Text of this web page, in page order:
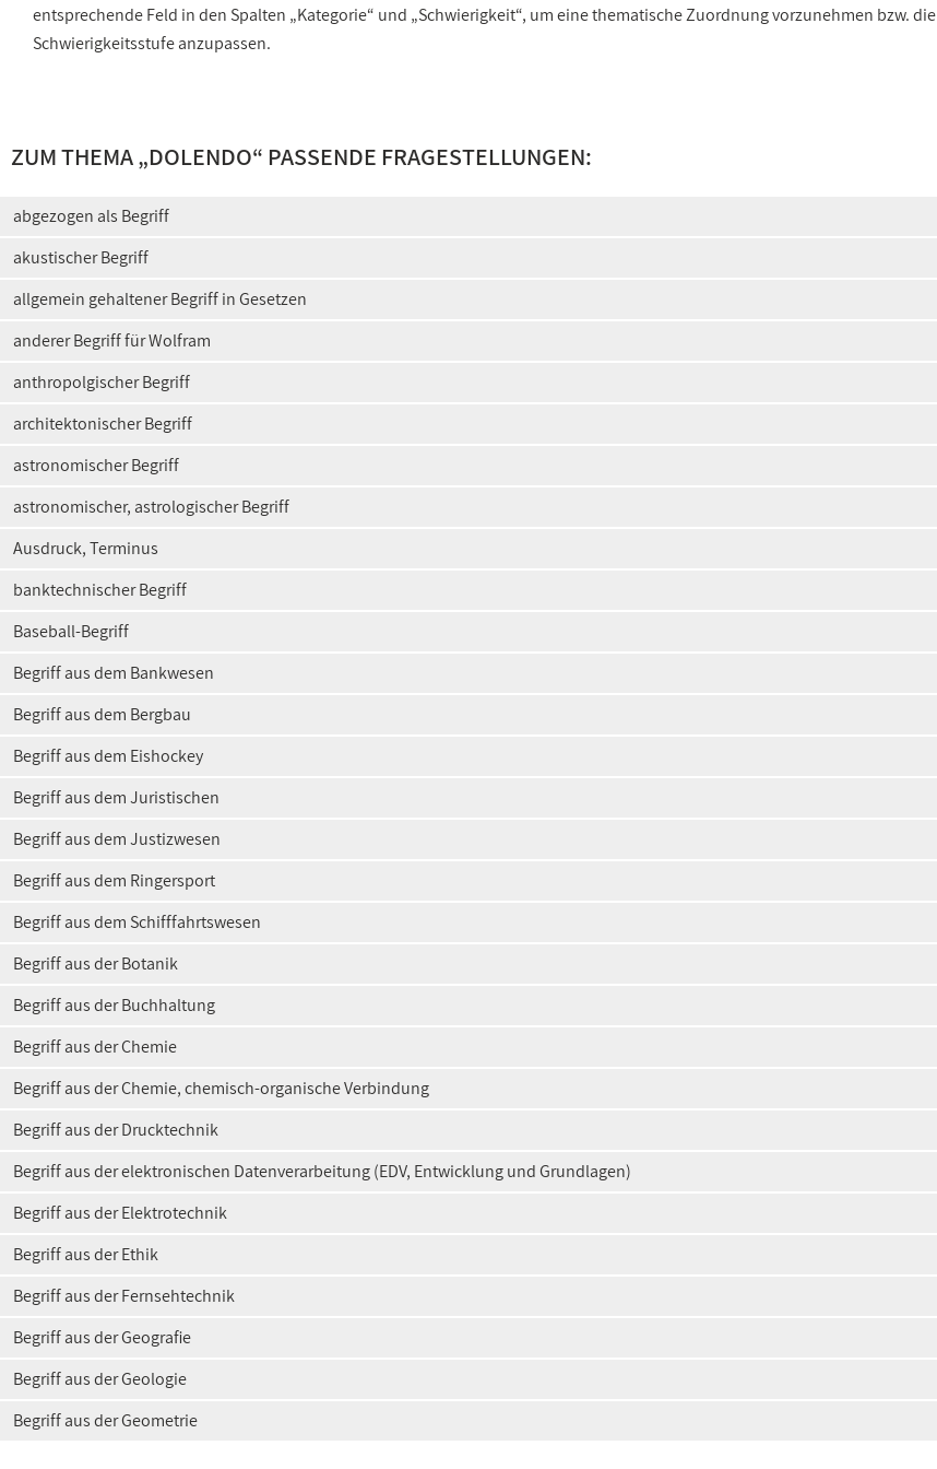
entsprechende Feld in den Spalten „Kategorie“ und „Schwierigkeit“, um eine thematische Zuordnung vorzunehmen bzw. die
Schwierigkeitsstufe anzupassen.
ZUM THEMA „DOLENDO“ PASSENDE FRAGESTELLUNGEN:
abgezogen als Begriff
akustischer Begriff
allgemein gehaltener Begriff in Gesetzen
anderer Begriff für Wolfram
anthropolgischer Begriff
architektonischer Begriff
astronomischer Begriff
astronomischer, astrologischer Begriff
Ausdruck, Terminus
banktechnischer Begriff
Baseball-Begriff
Begriff aus dem Bankwesen
Begriff aus dem Bergbau
Begriff aus dem Eishockey
Begriff aus dem Juristischen
Begriff aus dem Justizwesen
Begriff aus dem Ringersport
Begriff aus dem Schifffahrtswesen
Begriff aus der Botanik
Begriff aus der Buchhaltung
Begriff aus der Chemie
Begriff aus der Chemie, chemisch-organische Verbindung
Begriff aus der Drucktechnik
Begriff aus der elektronischen Datenverarbeitung (EDV, Entwicklung und Grundlagen)
Begriff aus der Elektrotechnik
Begriff aus der Ethik
Begriff aus der Fernsehtechnik
Begriff aus der Geografie
Begriff aus der Geologie
Begriff aus der Geometrie